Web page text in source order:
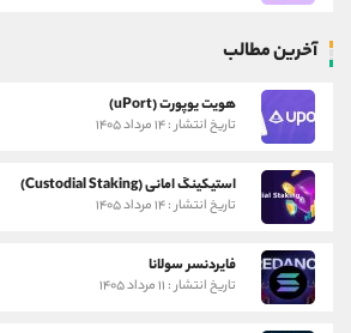
آخرین مطالب
هویت یوپورت (uPort)
تاریخ انتشار : ۱۴ مرداد ۱۴۰۵
استیکینگ امانی (Custodial Staking)
تاریخ انتشار : ۱۴ مرداد ۱۴۰۵
فایردنسر سولانا
تاریخ انتشار : ۱۱ مرداد ۱۴۰۵